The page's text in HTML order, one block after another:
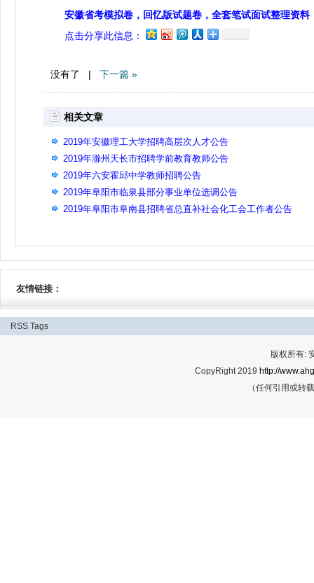
安徽省考模拟卷，回忆版试题卷，全套笔试面试整理资料
点击分享此信息：
没有了 | 下一篇 »
相关文章
2019年安徽理工大学招聘高层次人才公告
2019年滁州天长市招聘学前教育教师公告
2019年六安霍邱中学教师招聘公告
2019年阜阳市临泉县部分事业单位选调公告
2019年阜阳市阜南县招聘省总直补社会化工会工作者公告
友情链接：
RSS Tags
版权所有:
CopyRight 2019 http://
（任何引用或转